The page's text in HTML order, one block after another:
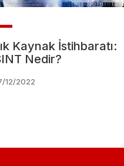
Kaynak İstihbaratı:
Nedir?
12/2022